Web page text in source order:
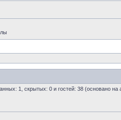
1, скрытых: 0 и гостей: 38 (основано